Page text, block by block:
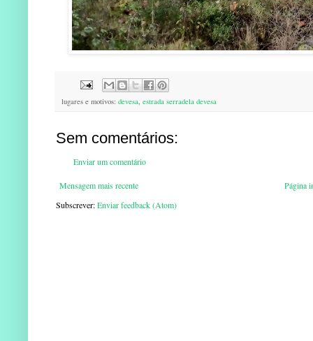
lugares e motivos: devesa, estrada serradela devesa
Sem comentários:
Enviar um comentário
Mensagem mais recente
Página
Subscrever:Enviar feedback (Atom)